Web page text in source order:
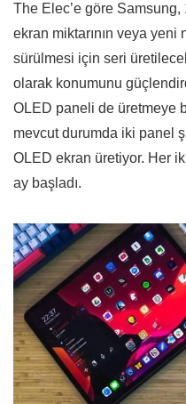
The Elec’e göre
ekran miktarının veya
sürülmesi için seri
olarak konumunu
OLED paneli de üretmeye
mevcut durumda iki panel
OLED ekran üretiyor. Her
ay başladı.